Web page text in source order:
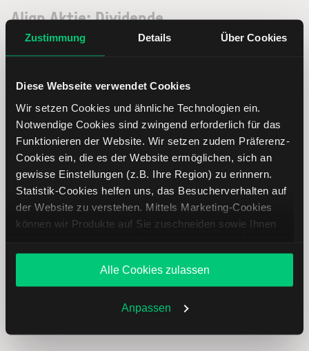
Zustimmung Details Über Cookies
Diese Webseite verwendet Cookies
Wir setzen Cookies und ähnliche Technologien ein.
Notwendige Cookies sind zwingend erforderlich für das
Funktionieren der Website. Wir setzen zudem Präferenz-
Cookies ein, die es der Website ermöglichen, sich an
gewisse Einstellungen (z.B. Ihre Region) zu erinnern.
Statistik-Cookies helfen uns, das Besucherverhalten auf
der Website zu verstehen. Mittels Marketing-Cookies
können wir Produkte auf Sie zuschneiden sowie Ihnen
Angebote unterbreiten. Sie entscheiden, welche Cookies
Sie zulassen oder ablehnen. Ihre Entscheidung können
Sie jederzeit in denCookie-Einstellungenändern.
Weitere Infos auch in unsererDatenschutzerklärung
Alle Cookies zulassen
Anpassen
Align Aktie: Dividende
Für dieses Unternehmen liegen keine
Dividendenausschüttungen vor
Align Aktie analysieren
Lernen Sie mit LYNX, wie Sie den Kursverlauf der Align
Aktie mithilfe technischer Analyse besser einordnen,
potenzielle Trendveränderungen erkennen. So können Sie
fundierte Handelsentscheidungen treffen. Jetzt den
Bereich Trading entdecken.